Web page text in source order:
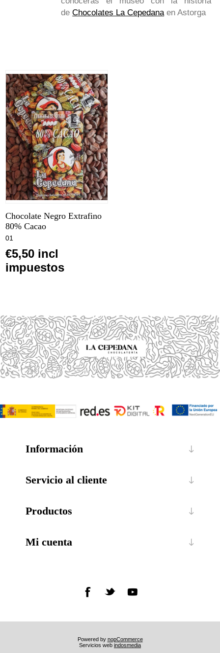
deChocolates La Cepedanaen Astorga
Chocolate Negro Extrafino
80% Cacao
01
€5,50 incl
impuestos
Información
Servicio al cliente
Productos
Mi cuenta
Powered by nopCommerce
Servicios web indosmedia